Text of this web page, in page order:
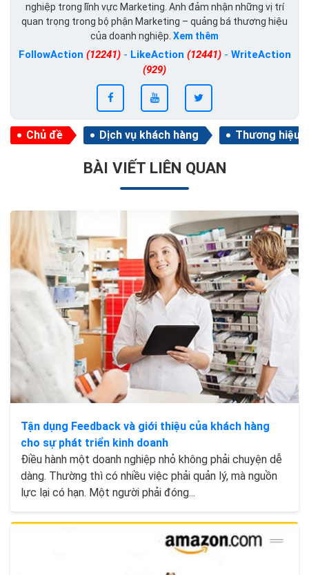
nghiệp trong lĩnh vực Marketing. Anh đảm nhận những vị trí
quan trọng trong bộ phận Marketing – quảng bá thương hiệu
của doanh nghiệp. Xem thêm
FollowAction (12241)- LikeAction (12441)- WriteAction
(929)
Chủ đề Dịch vụ khách hàng Thương hiệu
BÀI VIẾT LIÊN QUAN
Tận dụng Feedback và giới thiệu của khách hàng
cho sự phát triển kinh doanh
Điều hành một doanh nghiệp nhỏ không phải chuyện dễ
dàng. Thường thì có nhiều việc phải quản lý, mà nguồn
lực lại có hạn. Một người phải đóng...